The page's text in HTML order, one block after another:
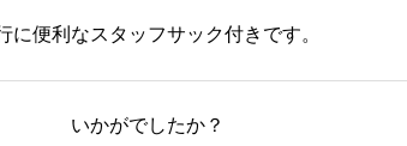
に便利なスタッフサック付きです。
いかがでしたか？